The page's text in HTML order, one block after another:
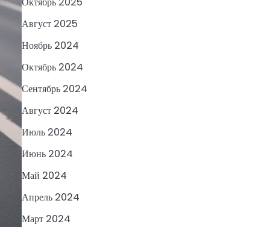
Август 2025
Ноябрь 2024
Октябрь 2024
Сентябрь 2024
Август 2024
Июль 2024
Июнь 2024
Май 2024
Апрель 2024
Март 2024